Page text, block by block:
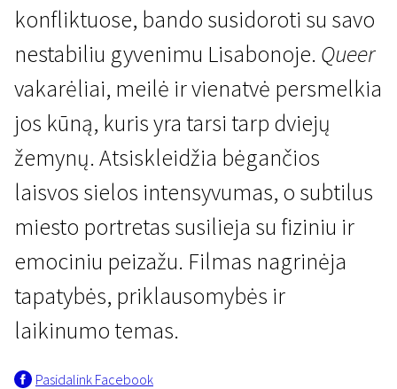
Trumpametražių filmų konkursas EUROPOS BLYKSNIAI
Tie, kurie juda
konfliktuose, bando susidoroti su savo
nestabiliu gyvenimu Lisabonoje. Queer
vakarėliai, meilė ir vienatvė persmelkia
jos kūną, kuris yra tarsi tarp dviejų
žemynų. Atsiskleidžia bėgančios
laisvos sielos intensyvumas, o subtilus
miesto portretas susilieja su fiziniu ir
emociniu peizažu. Filmas nagrinėja
tapatybės, priklausomybės ir
laikinumo temas.
Pasidalink Facebook